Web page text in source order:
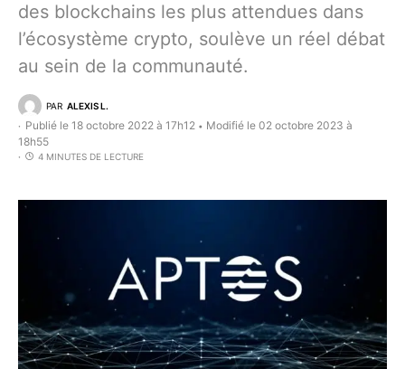
des blockchains les plus attendues dans
l’écosystème crypto, soulève un réel débat
au sein de la communauté.
PAR ALEXIS L.
Publié le 18 octobre 2022 à 17h12 • Modifié le 02 octobre 2023 à
18h55
4 MINUTES DE LECTURE